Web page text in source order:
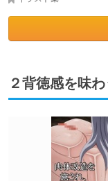
２背徳感を味